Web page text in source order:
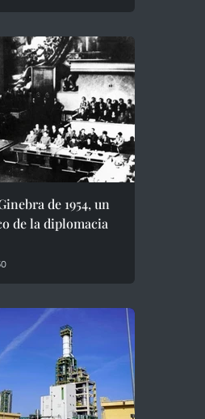
de 1954, un
de la diplomacia